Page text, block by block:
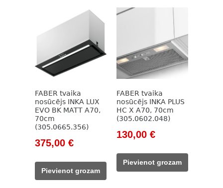
FABER tvaika
nosūcējs INKA LUX
EVO BK MATT A70,
70cm
(305.0665.356)
Original
was:
507,00 €.
375,00 €Current
375,00 €.
Pievienot grozam
FABER tvaika
nosūcējs INKA PLUS
HC X A70, 70cm
(305.0602.048)
Original
was:
185,00 €.
130,00 €Current
130,00 €.
Pievienot grozam